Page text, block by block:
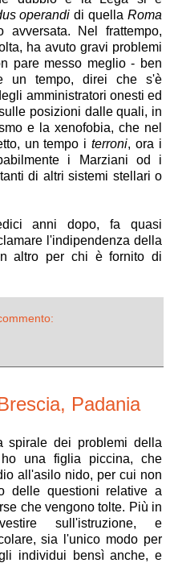
operandi di quellaRoma
Nel frattempo,
ha avuto gravi problemi
pare messo meglio - ben
un tempo, direi che s'è
amministratori onesti ed
posizioni dalle quali, in
e la xenofobia, che nel
un tempo iterroni, ora i
i Marziani od i
di altri sistemi stellari o
anni dopo, fa quasi
l'indipendenza della
altro per chi è fornito di
Padania
spirale dei problemi della
una figlia piccina, che
all'asilo nido, per cui non
delle questioni relative a
che vengono tolte. Più in
sull'istruzione, e
sia l'unico modo per
individui bensì anche, e